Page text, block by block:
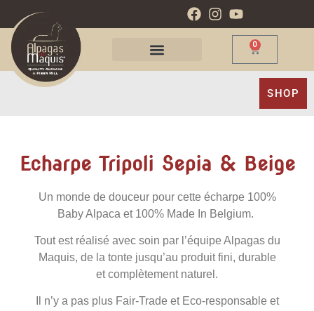
0
SHOP
Echarpe Tripoli Sepia & Beige
Un monde de douceur pour cette écharpe 100%
Baby Alpaca et 100% Made In Belgium.
Tout est réalisé avec soin par l’équipe Alpagas du
Maquis, de la tonte jusqu’au produit fini, durable
et complètement naturel.
Il n’y a pas plus Fair-Trade et Eco-responsable et